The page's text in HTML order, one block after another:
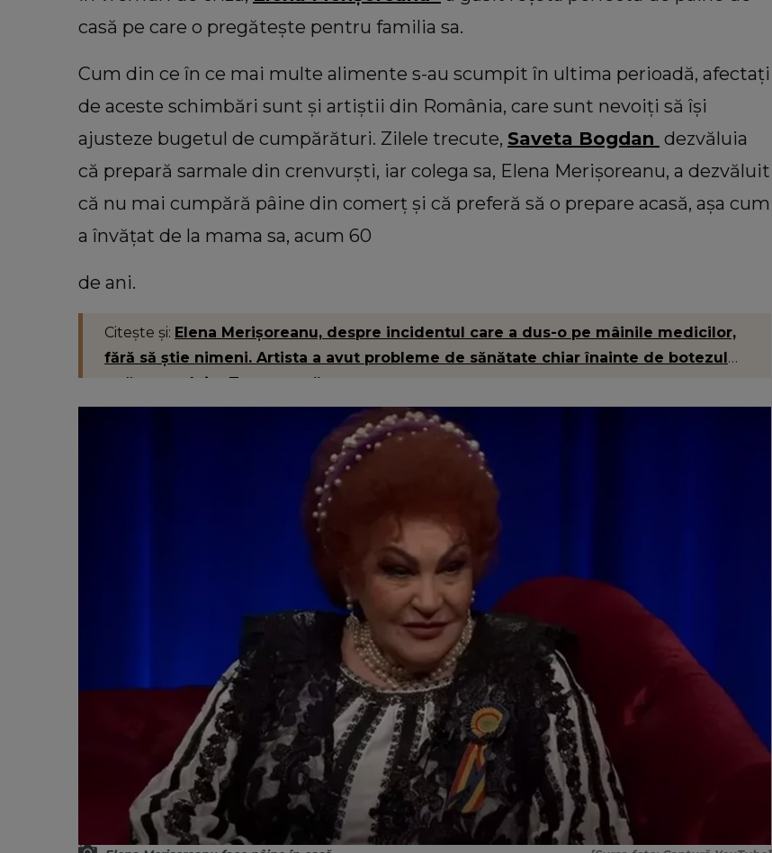
casă pe care o pregătește pentru familia sa.
Cum din ce în ce mai multe alimente s-au scumpit în ultima perioadă, afectați
de aceste schimbări sunt și artiștii din România, care sunt nevoiți să își
ajusteze bugetul de cumpărături. Zilele trecute, Saveta Bogdan dezvăluia
că prepară sarmale din crenvurști, iar colega sa, Elena Merișoreanu, a dezvăluit
că nu mai cumpără pâine din comerț și că preferă să o prepare acasă, așa cum
a învățat de la mama sa, acum 60
de ani.
Citește și: Elena Merișoreanu, despre incidentul care a dus-o pe mâinile medicilor,
fără să știe nimeni. Artista a avut probleme de sănătate chiar înainte de botezul
strănepotului: „ Toate trec.”
VEDETE
VIDEO Cu ce se ocupă George Restivan
în America. Soțul Adrianei
Bahmuțeanu a dezvăluit de ce petrece
atât de mult timp în România:
„Trebuie să ne împărțim pe două
continente.”
VEDETE
Anamaria Prodan, totul despre socrul
ei. Ce spune impresara despre familia
iubitului: “Nu sunt impresionat când
te enervezi tu, când ești rea.”